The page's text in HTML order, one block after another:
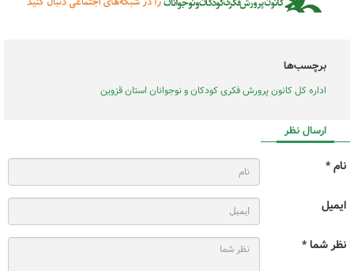
برچسب‌ها
اداره کل کانون پرورش فکری کودکان و نوجوانان استان قزوین
ارسال نظر
نام *
ایمیل
نظر شما *